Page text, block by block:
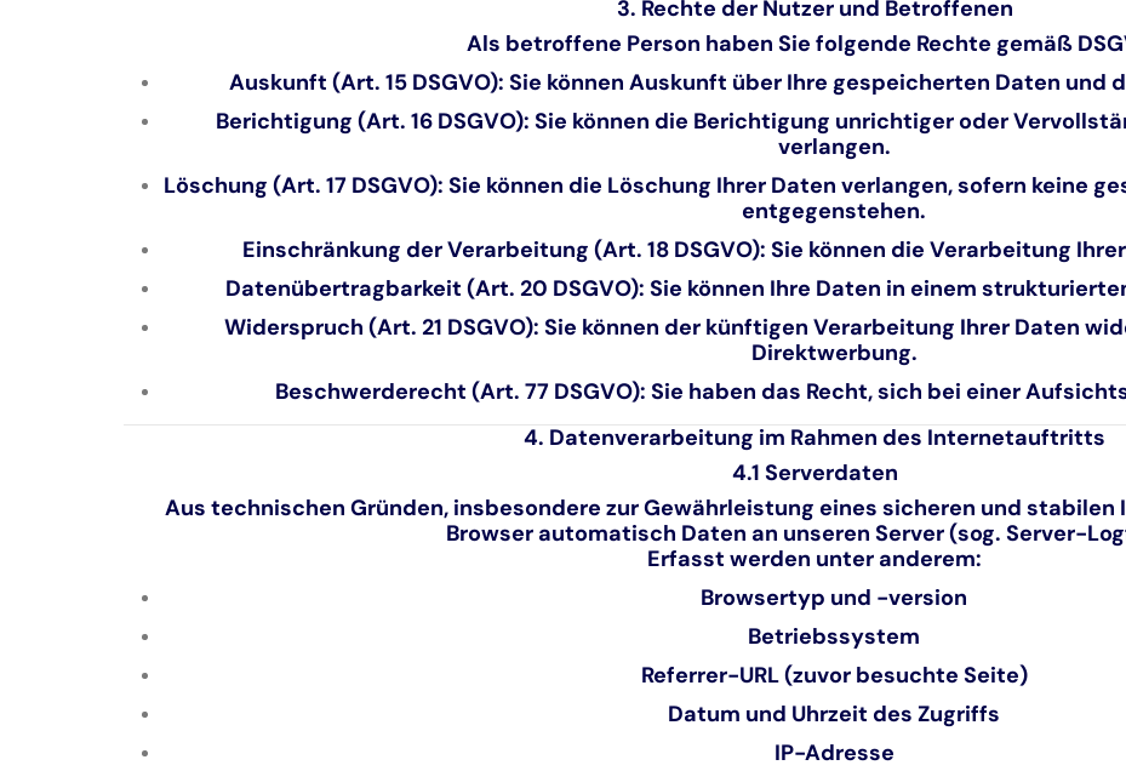
3. Rechte der Nutzer und Betroffenen
Als betroffene Person haben Sie folgende Rechte gemäß
Auskunft (Art. 15 DSGVO): Sie können Auskunft über Ihre gespeicherten Daten und
Berichtigung (Art. 16 DSGVO): Sie können die Berichtigung unrichtiger oder
verlangen.
Löschung (Art. 17 DSGVO): Sie können die Löschung Ihrer Daten verlangen, sofern keine
entgegenstehen.
Einschränkung der Verarbeitung (Art. 18 DSGVO): Sie können die Verarbeitung
Datenübertragbarkeit (Art. 20 DSGVO): Sie können Ihre Daten in einem
Widerspruch (Art. 21 DSGVO): Sie können der künftigen Verarbeitung Ihrer Daten
Direktwerbung.
Beschwerderecht (Art. 77 DSGVO): Sie haben das Recht, sich bei einer
4. Datenverarbeitung im Rahmen des Internetauftritts
4.1 Serverdaten
Aus technischen Gründen, insbesondere zur Gewährleistung eines sicheren und
Browser automatisch Daten an unseren Server (sog. Server-
Erfasst werden unter anderem:
Browsertyp und -version
Betriebssystem
Referrer-URL (zuvor besuchte Seite)
Datum und Uhrzeit des Zugriffs
IP-Adresse